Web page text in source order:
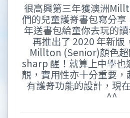
很高興第三年獲澳洲
們的兒童護脊書包寫分
年送書包給童你去玩的
再推出了 2020 年新版
Millton (Senior)顏色超
sharp 醒！就算上中學也
靚，實用性亦十分重要
有護脊功能的設計，現
^^